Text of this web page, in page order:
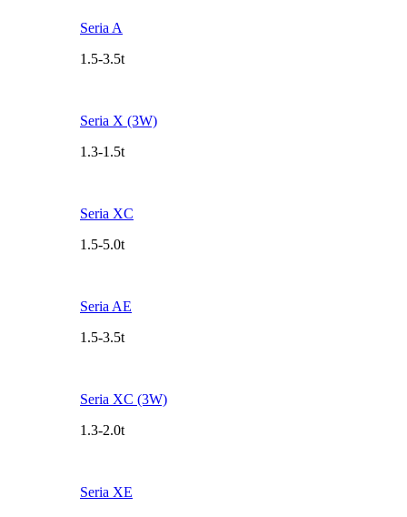
Seria A
1.5-3.5t
Seria X (3W)
1.3-1.5t
Seria XC
1.5-5.0t
Seria AE
1.5-3.5t
Seria XC (3W)
1.3-2.0t
Seria XE